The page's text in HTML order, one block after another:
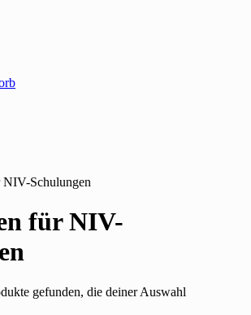
Schulungen
für NIV-
gefunden, die deiner Auswahl